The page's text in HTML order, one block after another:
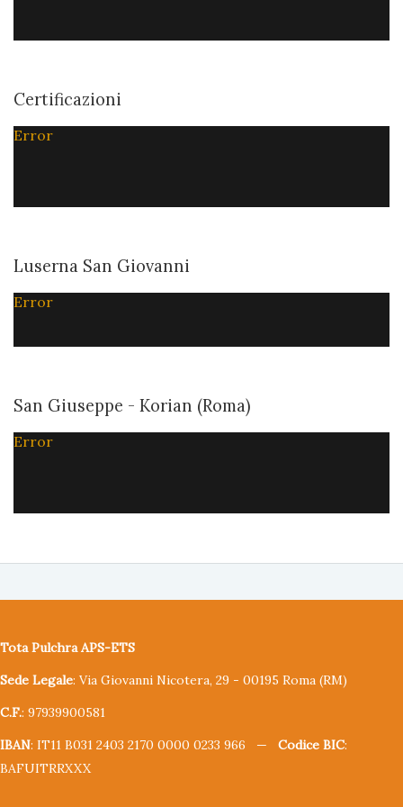
Certificazioni
Error
Luserna San Giovanni
Error
San Giuseppe - Korian (Roma)
Error
Tota Pulchra APS-ETS
Sede Legale: Via Giovanni Nicotera, 29 - 00195 Roma (RM)
C.F.: 97939900581
IBAN: IT11 B031 2403 2170 0000 0233 966 — Codice BIC:
BAFUITRRXXX